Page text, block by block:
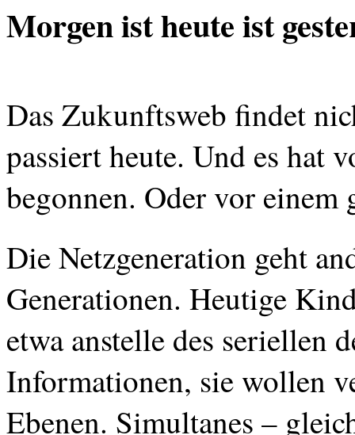
Morgen ist heute ist
Das Zukunftsweb findet
passiertheute. Und es hat
begonnen. Odervor einem
DieNetzgeneration geht
Generationen. Heutige
etwa anstelle des seriellen
Informationen, siewollen
Ebenen. Simultanes –